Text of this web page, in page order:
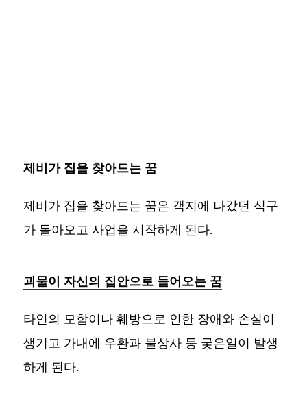
제비가 집을 찾아드는 꿈
제비가 집을 찾아드는 꿈은 객지에 나갔던 식구
가 돌아오고 사업을 시작하게 된다.
괴물이 자신의 집안으로 들어오는 꿈
타인의 모함이나 훼방으로 인한 장애와 손실이
생기고 가내에 우환과 불상사 등 궂은일이 발생
하게 된다.